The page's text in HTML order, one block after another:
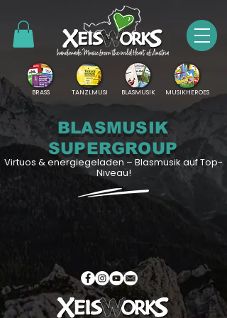
BRASS TANZLMUSI BLASMUSIK MUSIKHEROES
BLASMUSIK
SUPERGROUP
Virtuos & energiegeladen – Blasmusik auf Top-
Niveau!